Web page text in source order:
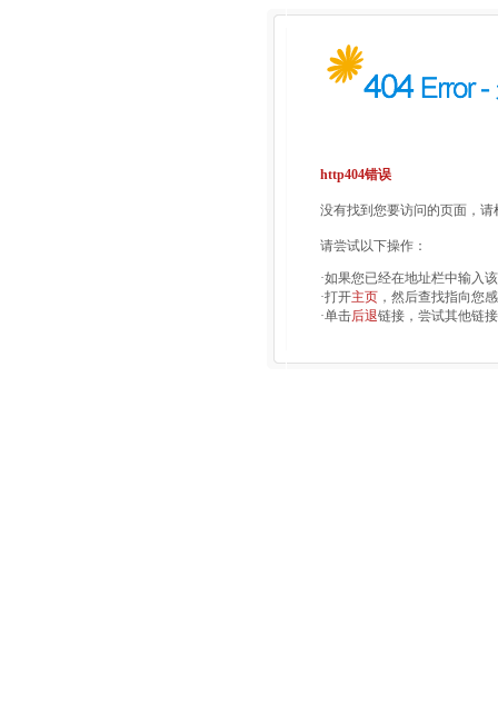
http404错误
没有找到您要访问的页面，
请尝试以下操作：
·如果您已经在地址栏中输入
·打开主页 ，然后查找指向您
·单击后退链接，尝试其他链